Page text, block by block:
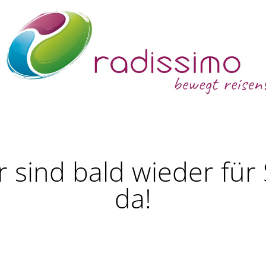
sind bald wieder für
da!